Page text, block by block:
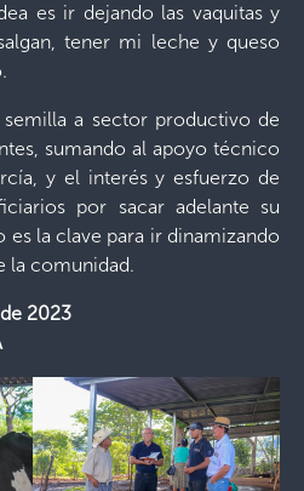
es ir dejando las vaquitas y
tener mi leche y queso
a sector productivo de
sumando al apoyo técnico
y el interés y esfuerzo de
por sacar adelante su
la clave para ir dinamizando
la comunidad.
2023